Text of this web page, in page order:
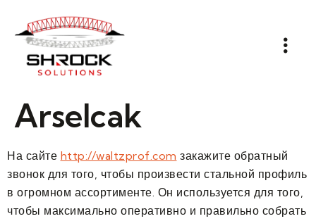
Arselcak
На сайте http://waltzprof.com закажите обратный
звонок для того, чтобы произвести стальной профиль
в огромном ассортименте. Он используется для того,
чтобы максимально оперативно и правильно собрать